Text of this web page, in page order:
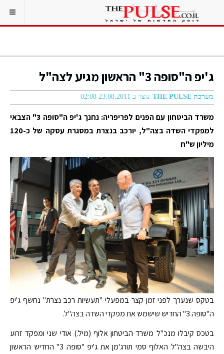
ג'יפ ה"סופה 3" הראשון מגיע לצה"ל
מערכת THE PULSE נוצר ב 23.08.2011 02:08
משרד הביטחון עם הפנים לפריפריה: נחנך ג'יפ ה"סופה 3" הצבאי
למפקדי השדה בצה"ל, יורכב בנצרת במסגרת עסקה של כ-120
מיליון ש"ח
בטקס שנערך לפני זמן קצר במפעלי "תעשיות רכב נצרת" נחשף ג'יפ
ה"סופה 3" החדיש שישמש את מפקדי השדה בצה"ל.
בטכס קיבלו מנכ"ל משרד הביטחון אלוף (מיל.) אודי שני ומפקד זרוע
היבשה בצה"ל האלוף סמי תורג'מן את ג'יפ "סופה 3" החדיש הראשון